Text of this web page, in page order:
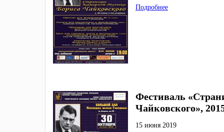
Подробнее
Фестиваль
Чайковского»,
15 июня 2019